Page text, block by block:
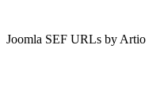
Joomla SEF URLs by Artio